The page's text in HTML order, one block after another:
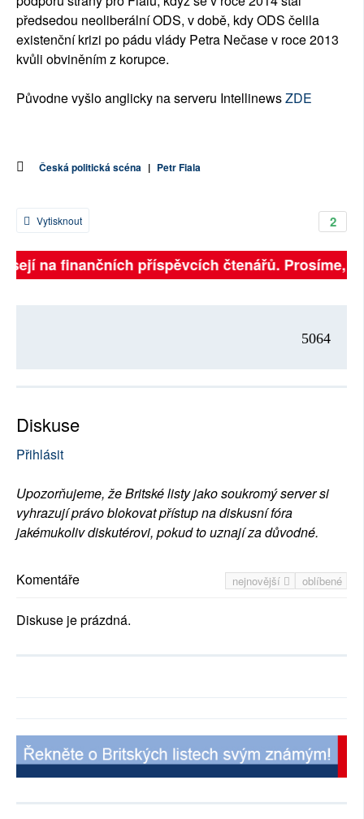
předsedou neoliberální ODS, v době, kdy ODS čelila
existenční krizi po pádu vlády Petra Nečase v roce 2013
kvůli obviněním z korupce.
Původne vyšlo anglicky na serveru IntellinewsZDE
Česká politická scéna | Petr Fiala
2
Vytisknout
na finančních příspěvcích čtenářů. Prosíme,
5064
Diskuse
Přihlásit
Upozorňujeme, že Britské listy jako soukromý server si
vyhrazují právo blokovat přístup na diskusní fóra
jakémukoliv diskutérovi, pokud to uznají za důvodné.
nejnovější oblíbené
Komentáře
Diskuse je prázdná.